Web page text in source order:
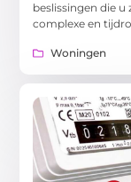
beslissingen die
complexe en
Woningen